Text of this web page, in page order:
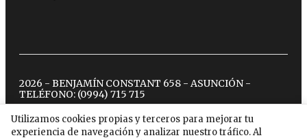
Utilizamos cookies propias y terceros para mejorar tu
experiencia de navegación y analizar nuestro tráfico. Al
2026 - BENJAMÍN CONSTANT 658 - ASUNCIÓN -
TELÉFONO: (0994) 715 715